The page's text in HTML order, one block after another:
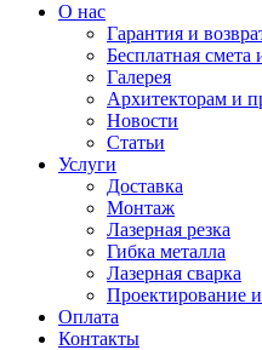
О нас
Гарантия и
Бесплатная смета
Галерея
Архитекторам и
Новости
Статьи
Услуги
Доставка
Монтаж
Лазерная резка
Гибка металла
Лазерная сварка
Проектирование
Оплата
Контакты